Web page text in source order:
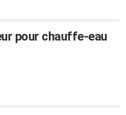
pour chauffe-eau